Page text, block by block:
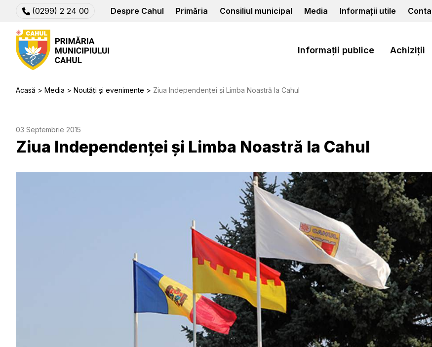
(0299) 2 24 00 Despre Cahul Primăria Consiliul municipal Media Informații utile
Informații publice Achiziții
Acasă Media Noutăți și evenimente Ziua Independenței și Limba Noastră la Cahul
03 Septembrie 2015
Ziua Independenței și Limba Noastră la Cahul